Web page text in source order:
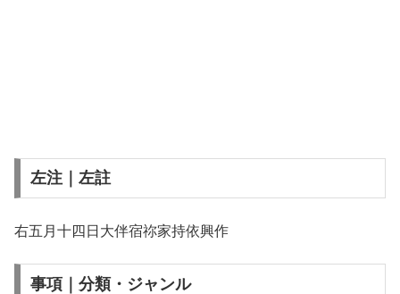
左注｜左註
右五月十四日大伴宿祢家持依興作
事項｜分類・ジャンル